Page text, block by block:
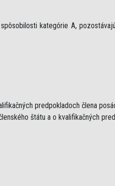
kategórie A,
predpokladoch člena
štátu a o kvalifikačných